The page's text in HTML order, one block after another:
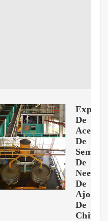
De
Aceite
De
Semilla
De
Neem
De
Ajo
De
China